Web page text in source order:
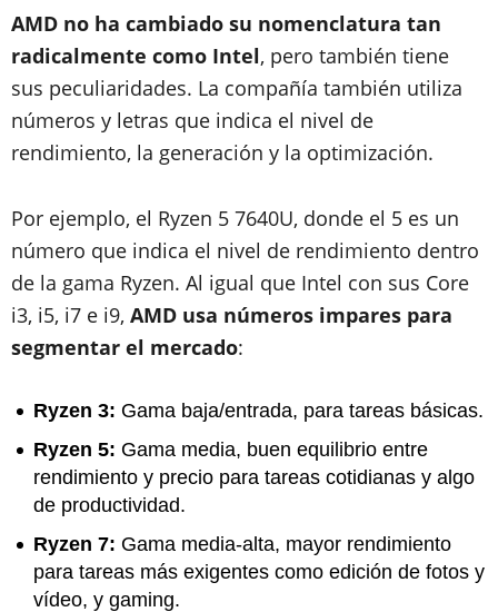
AMD no ha cambiado su nomenclatura tan
radicalmente como Intel, pero también tiene
sus peculiaridades. La compañía también utiliza
números y letras que indica el nivel de
rendimiento, la generación y la optimización.
Por ejemplo, el Ryzen 5 7640U, donde el 5 es un
número que indica el nivel de rendimiento dentro
de la gama Ryzen. Al igual que Intel con sus Core
i3, i5, i7 e i9, AMD usa números impares para
segmentar el mercado:
Ryzen 3: Gama baja/entrada, para tareas básicas.
Ryzen 5: Gama media, buen equilibrio entre
rendimiento y precio para tareas cotidianas y algo
de productividad.
Ryzen 7: Gama media-alta, mayor rendimiento
para tareas más exigentes como edición de fotos y
vídeo, y gaming.